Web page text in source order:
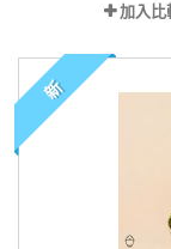
加入比
新